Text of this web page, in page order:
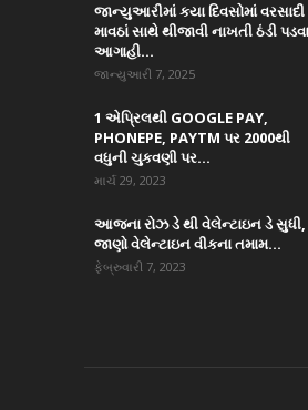
જાન્યુઆરીમાં કયા દિવસોમાં વરસાદી
માવઠાં સાથે થીજાવી નાખતી ઠંડી
આગાહી...
જાન્યુઆરી 7, 2025
1 એપ્રિલથી GOOGLE PAY,
PHONEPE, PAYTM પર 2000થી
વધુની ચુકવણી પર...
માર્ચ 29, 2023
આજના રોઝ ડે થી વેલેન્ટાઇન ડે સુધી,
જાણો વેલેન્ટાઇન વીકના તમામ...
ફેબ્રુવારી 7, 2023